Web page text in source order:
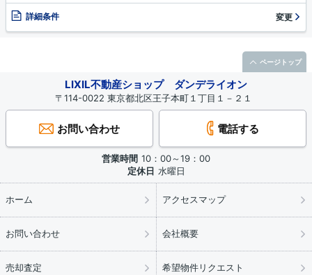
詳細条件 変更
LIXIL不動産ショップ ダンデライオン
〒114-0022 東京都北区王子本町１丁目１－２１
お問い合わせ 電話する
営業時間 10：00～19：00
定休日 水曜日
ホーム アクセスマップ
お問い合わせ 会社概要
売却査定 希望物件リクエスト
ページトップ